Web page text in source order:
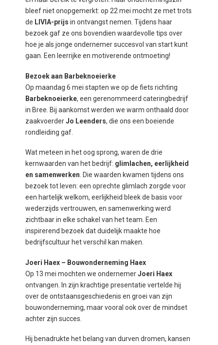
bleef niet onopgemerkt: op 22 mei mocht ze met trots
de LIVIA-prijs in ontvangst nemen. Tijdens haar
bezoek gaf ze ons bovendien waardevolle tips over
hoe je als jonge ondernemer succesvol van start kunt
gaan. Een leerrijke en motiverende ontmoeting!
Bezoek aan Barbeknoeierke
Op maandag 6 mei stapten we op de fiets richting
Barbeknoeierke, een gerenommeerd cateringbedrijf
in Bree. Bij aankomst werden we warm onthaald door
zaakvoerderJo Leenders, die ons een boeiende
rondleiding gaf.
Wat meteen in het oog sprong, waren de drie
kernwaarden van het bedrijf: glimlachen, eerlijkheid
en samenwerken. Die waarden kwamen tijdens ons
bezoek tot leven: een oprechte glimlach zorgde voor
een hartelijk welkom, eerlijkheid bleek de basis voor
wederzijds vertrouwen, en samenwerking werd
zichtbaar in elke schakel van het team. Een
inspirerend bezoek dat duidelijk maakte hoe
bedrijfscultuur het verschil kan maken.
Joeri Haex – Bouwonderneming Haex
Op 13 mei mochten we ondernemerJoeri Haex
ontvangen. In zijn krachtige presentatie vertelde hij
over de ontstaansgeschiedenis en groei van zijn
bouwonderneming, maar vooral ook over de mindset
achter zijn succes.
Hij benadrukte het belang van durven dromen, kansen